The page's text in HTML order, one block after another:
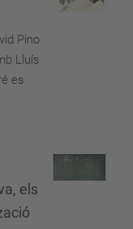
Pino
Lluís
es
els